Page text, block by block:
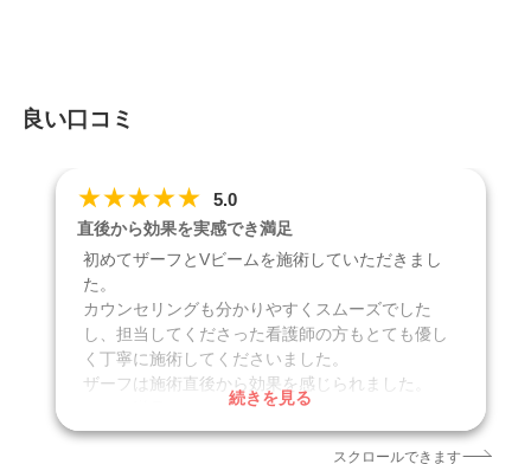
良い口コミ
★★★★★ 5.0
直後から効果を実感でき満足
初めてザーフとVビームを施術していただきまし
た。
カウンセリングも分かりやすくスムーズでした
し、担当してくださった看護師の方もとても優し
く丁寧に施術してくださいました。
ザーフは施術直後から効果を感じられました。
とても満足しております。
続きを見る
スクロールできます